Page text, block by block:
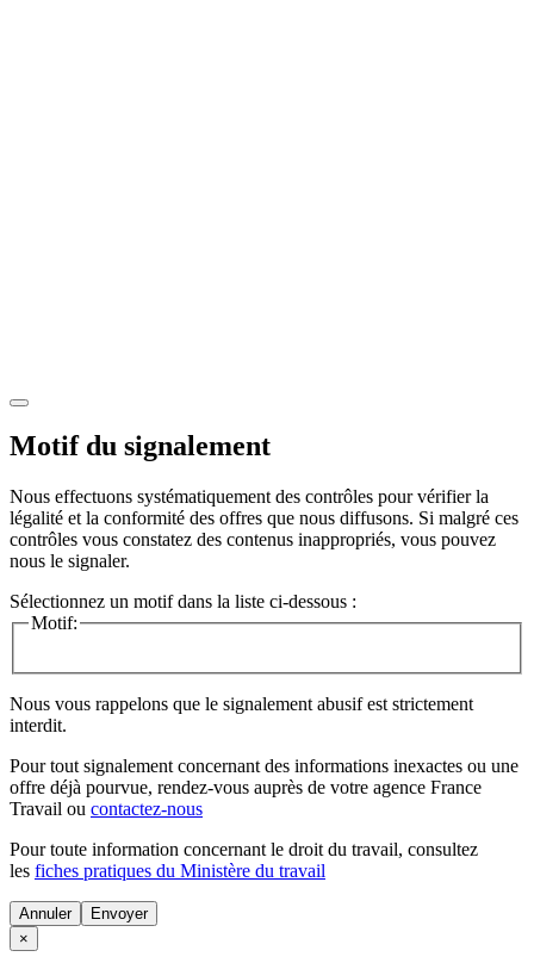
Motif du signalement
Nous effectuons systématiquement des contrôles pour vérifier la
légalité et la conformité des offres que nous diffusons. Si malgré ces
contrôles vous constatez des contenus inappropriés, vous pouvez
nous le signaler.
Sélectionnez un motif dans la liste ci-dessous :
Motif:
Nous vous rappelons que le signalement abusif est strictement
interdit.
Pour tout signalement concernant des informations inexactes ou une
offre déjà pourvue, rendez-vous auprès de votre agence France
Travail ou contactez-nous
Pour toute information concernant le droit du travail, consultez
les fiches pratiques du Ministère du travail
Annuler
×